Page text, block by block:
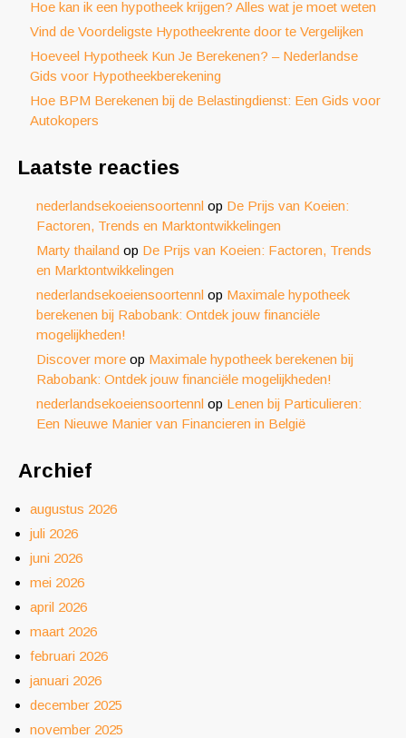
Hoe kan ik een hypotheek krijgen? Alles wat je moet weten
Vind de Voordeligste Hypotheekrente door te Vergelijken
Hoeveel Hypotheek Kun Je Berekenen? – Nederlandse
Gids voor Hypotheekberekening
Hoe BPM Berekenen bij de Belastingdienst: Een Gids voor
Autokopers
Laatste reacties
nederlandsekoeiensoortennl op De Prijs van Koeien:
Factoren, Trends en Marktontwikkelingen
Marty thailand op De Prijs van Koeien: Factoren, Trends
en Marktontwikkelingen
nederlandsekoeiensoortennl op Maximale hypotheek
berekenen bij Rabobank: Ontdek jouw financiële
mogelijkheden!
Discover more op Maximale hypotheek berekenen bij
Rabobank: Ontdek jouw financiële mogelijkheden!
nederlandsekoeiensoortennl op Lenen bij Particulieren:
Een Nieuwe Manier van Financieren in België
Archief
augustus 2026
juli 2026
juni 2026
mei 2026
april 2026
maart 2026
februari 2026
januari 2026
december 2025
november 2025